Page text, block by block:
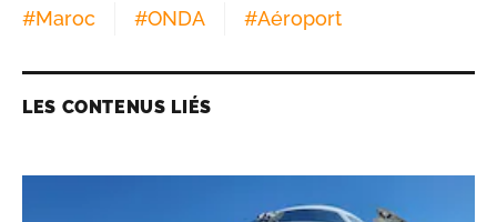
#Maroc #ONDA #Aéroport
LES CONTENUS LIÉS